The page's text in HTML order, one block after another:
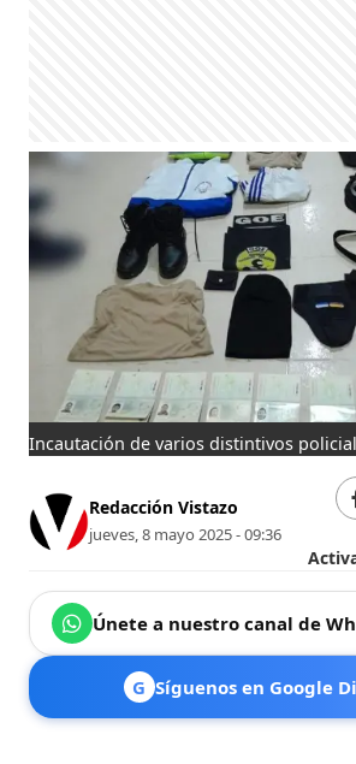
⁠Incautación de varios distintivos
Redacción Vistazo
jueves, 8 mayo 2025 - 09:36
Únete a nuestro canal de
G Síguenos en Google